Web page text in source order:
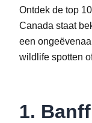
Ontdek de top
Canada staat
een
wildlife spotten
1.